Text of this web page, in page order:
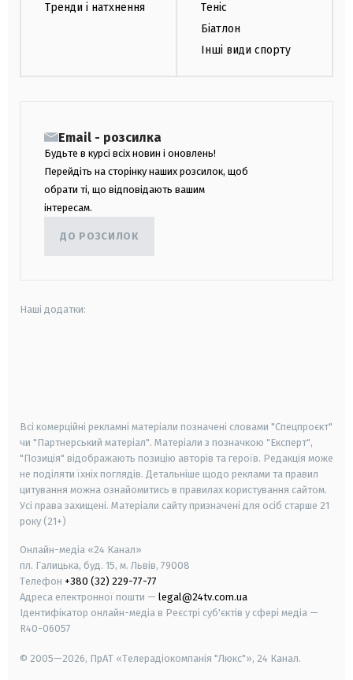
Тренди і натхнення
Теніс
Біатлон
Інші види спорту
Email - розсилка
Будьте в курсі всіх новин і оновлень!
Перейдіть на сторінку наших розсилок, щоб
обрати ті, що відповідають вашим
інтересам.
ДО РОЗСИЛОК
Наші додатки:
Всі комерційні рекламні матеріали позначені словами "Спецпроєкт"
чи "Партнерський матеріал". Матеріали з позначкою "Експерт",
"Позиція" відображають позицію авторів та героїв. Редакція може
не поділяти їхніх поглядів. Детальніше щодо реклами та правил
цитування можна ознайомитись в правилах користування сайтом.
Усі права захищені. Матеріали сайту призначені для осіб старше 21
року (21+)
Онлайн-медіа «24 Канал»
пл. Галицька, буд. 15, м. Львів, 79008
Телефон +380 (32) 229-77-77
Адреса електронної пошти — legal@24tv.com.ua
Ідентифікатор онлайн-медіа в Реєстрі суб'єктів у сфері медіа —
R40-06057
© 2005—2026, ПрАТ «Телерадіокомпанія "Люкс"», 24 Канал.